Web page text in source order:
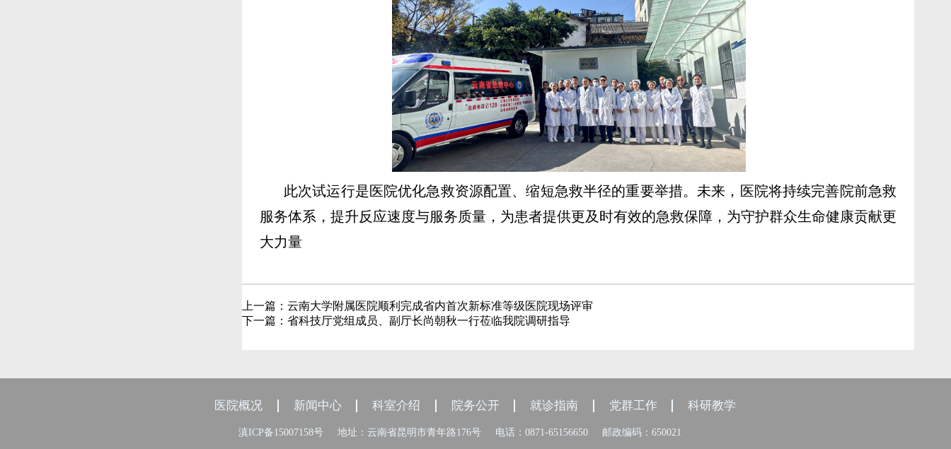
此次试运行是医院优化急救资源配置、缩短急救半径的重要举措。未来，医院将持续完善院前急救
服务体系，提升反应速度与服务质量，为患者提供更及时有效的急救保障，为守护群众生命健康贡献更
大力量
上一篇： 云南大学附属医院顺利完成省内首次新标准等级医院现场评审
下一篇： 省科技厅党组成员、副厅长尚朝秋一行莅临我院调研指导
医院概况 新闻中心 科室介绍 院务公开 就诊指南 党群工作 科研教学
滇ICP备15007158号 地址：云南省昆明市青年路176号 电话：0871-65156650 邮政编码：650021